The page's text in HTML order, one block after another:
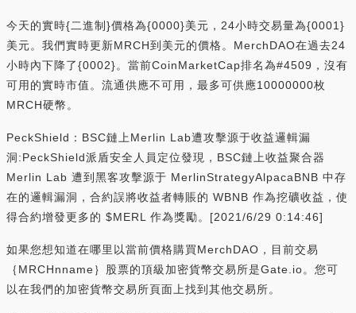
今天的實時{二進制}價格為{0000}美元，24小時交易量為{0001}
美元。我們實時更新MRCH到美元的價格。MerchDAO在過去24
小時內下降了{0002}。當前CoinMarketCap排名為#4509，沒有
可用的實時市值。流通供應不可用，最多可供應10000000枚
MRCH硬幣。
PeckShield：BSC鏈上Merlin Lab遭攻擊源于收益邏輯漏
洞:PeckShield派盾安全人員定位發現，BSC鏈上收益聚合器
Merlin Lab 遭到黑客攻擊源于 MerlinStrategyAlpacaBNB 中存
在的邏輯漏洞，合約誤將收益者轉賬的 WBNB 作為挖礦收益，使
得合約增發更多的 $MERL 作為獎勵。[2021/6/29 0:14:46]
如果您想知道在哪里以當前價格購買MerchDAO，目前交易
｛MRCHnname｝股票的頂級加密貨幣交易所是Gate.io。您可
以在我們的加密貨幣交易所頁面上找到其他交易所。